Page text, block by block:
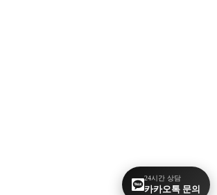
24시간 상담
카카오톡 문의